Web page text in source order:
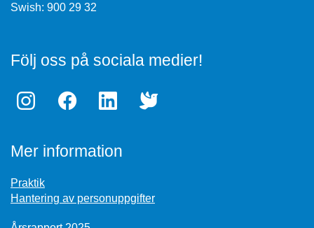
Swish: 900 29 32
Följ oss på sociala medier!
Mer information
Praktik
Hantering av personuppgifter